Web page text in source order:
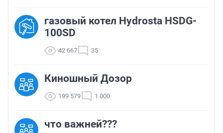
газовый котел Hydrosta HSDG-
100SD
42 667 35
Киношный Дозор
199 579 1 000
что важней???